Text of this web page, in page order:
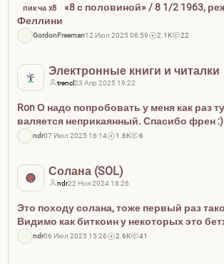
пикча x8
«8 с половиной» / 8 1/2 1963,
Феллини
GordonFreeman12 Июл 2025 06:59 2.1K 22
Электронные книги и читалки
trencl23 Апр 2025 19:22
Ron О надо попробовать у меня как раз
валяется неприкаянный. Спасибо френ :)
ndr07 Июл 2025 16:14 1.6K 6
Солана (SOL)
ndr22 Ноя 2024 18:26
Это походу солана, тоже первый раз
Видимо как биткоин у некоторых это
ndr06 Июл 2025 15:26 2.6K 41